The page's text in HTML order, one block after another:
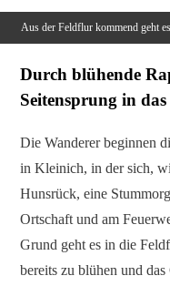
Aus der Feldflur kommend geht
Durch blühende
Seitensprung in
Die Wanderer beginnen
in Kleinich, in der sich,
Hunsrück, eine
Ortschaft und am
Grund geht es in die
bereits zu blühen und